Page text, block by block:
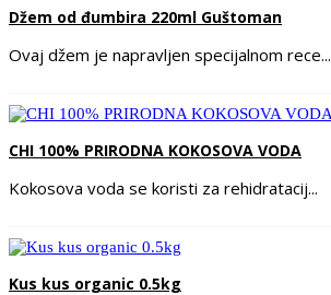
Džem od đumbira 220ml Guštoman
Ovaj džem je napravljen specijalnom rece...
CHI 100% PRIRODNA KOKOSOVA VODA
Kokosova voda se koristi za rehidratacij...
Kus kus organic 0.5kg